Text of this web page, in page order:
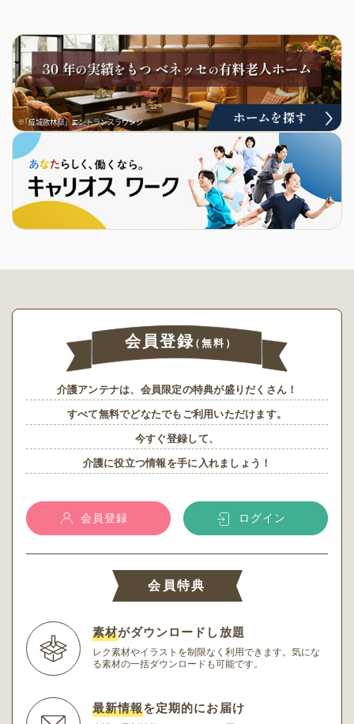
会員登録（無料）
介護アンテナは、会員限定の特典が盛りだくさん！
すべて無料でどなたでもご利用いただけます。
今すぐ登録して、
介護に役立つ情報を手に入れましょう！
会員登録 ログイン
会員特典
素材がダウンロードし放題
レク素材やイラストを制限なく利用できます。 気にな
る素材の一括ダウンロードも可能です。
最新情報を定期的にお届け